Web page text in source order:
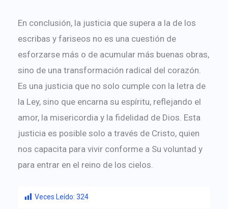
En conclusión, la justicia que supera a la de los
escribas y fariseos no es una cuestión de
esforzarse más o de acumular más buenas obras,
sino de una transformación radical del corazón.
Es una justicia que no solo cumple con la letra de
la Ley, sino que encarna su espíritu, reflejando el
amor, la misericordia y la fidelidad de Dios. Esta
justicia es posible solo a través de Cristo, quien
nos capacita para vivir conforme a Su voluntad y
para entrar en el reino de los cielos.
Veces Leído: 324